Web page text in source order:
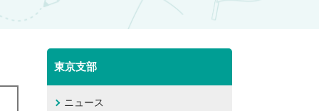
東京支部
ニュース